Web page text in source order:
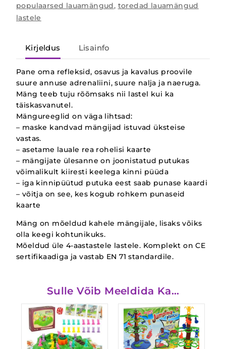
populaarsed lauamängud, toredad lauamängud
lastele
Kirjeldus Lisainfo
Pane oma refleksid, osavus ja kavalus proovile
suure annuse adrenaliini, suure nalja ja naeruga.
Mäng teeb tuju rõõmsaks nii lastel kui ka
täiskasvanutel.
Mängureeglid on väga lihtsad:
– maske kandvad mängijad istuvad üksteise
vastas.
– asetame lauale rea rohelisi kaarte
– mängijate ülesanne on joonistatud putukas
võimalikult kiiresti keelega kinni püüda
– iga kinnipüütud putuka eest saab punase kaardi
– võitja on see, kes kogub rohkem punaseid
kaarte
Mäng on mõeldud kahele mängijale, lisaks võiks
olla keegi kohtunikuks.
Mõeldud üle 4-aastastele lastele. Komplekt on CE
sertifikaadiga ja vastab EN 71 standardile.
Sulle Võib Meeldida Ka…